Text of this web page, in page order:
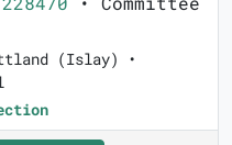
(Islay) •